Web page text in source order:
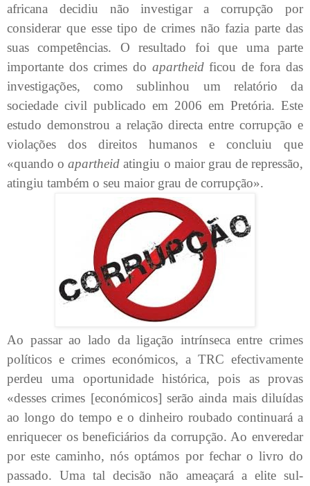
africana decidiu não investigar a corrupção por
considerar que esse tipo de crimes não fazia parte das
suas competências. O resultado foi que uma parte
importante dos crimes do apartheidficou de fora das
investigações, como sublinhou um relatório da
sociedade civil publicado em 2006 em Pretória. Este
estudo demonstrou a relação directa entre corrupção e
violações dos direitos humanos e concluiu que
«quando oapartheid atingiu o maior grau de repressão,
atingiu também o seu maior grau de corrupção».
Ao passar ao lado da ligação intrínseca entre crimes
políticos e crimes económicos, a TRC efectivamente
perdeu uma oportunidade histórica, pois as provas
«desses crimes [económicos] serão ainda mais diluídas
ao longo do tempo e o dinheiro roubado continuará a
enriquecer os beneficiários da corrupção. Ao enveredar
por este caminho, nós optámos por fechar o livro do
passado. Uma tal decisão não ameaçará a elite sul-